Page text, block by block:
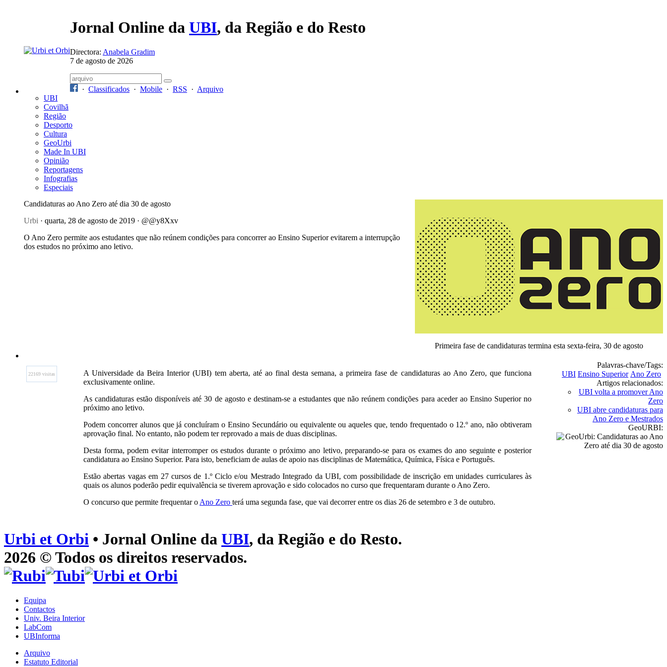
Jornal Online da UBI, da Região e do Resto
Directora: Anabela Gradim
7 de agosto de 2026
· Classificados · Mobile · RSS · Arquivo
UBI
Covilhã
Região
Desporto
Cultura
GeoUrbi
Made In UBI
Opinião
Reportagens
Infografias
Especiais
Candidaturas ao Ano Zero até dia 30 de agosto
Urbi · quarta, 28 de agosto de 2019 · @@y8Xxv
O Ano Zero permite aos estudantes que não reúnem condições para concorrer ao Ensino Superior evitarem a interrupção
dos estudos no próximo ano letivo.
Primeira fase de candidaturas termina esta sexta-feira, 30 de agosto
22169 visitas
A Universidade da Beira Interior (UBI) tem aberta, até ao final desta semana, a primeira fase de candidaturas ao Ano Zero, que funciona
exclusivamente online.
As candidaturas estão disponíveis até 30 de agosto e destinam-se a estudantes que não reúnem condições para aceder ao Ensino Superior no
próximo ano letivo.
Podem concorrer alunos que já concluíram o Ensino Secundário ou equivalente ou aqueles que, tendo frequentado o 12.º ano, não obtiveram
aprovação final. No entanto, não podem ter reprovado a mais de duas disciplinas.
Desta forma, podem evitar interromper os estudos durante o próximo ano letivo, preparando-se para os exames do ano seguinte e posterior
candidatura ao Ensino Superior. Para isto, beneficiam de aulas de apoio nas disciplinas de Matemática, Química, Física e Português.
Estão abertas vagas em 27 cursos de 1.º Ciclo e/ou Mestrado Integrado da UBI, com possibilidade de inscrição em unidades curriculares às
quais os alunos poderão pedir equivalência se tiverem aprovação e sido colocados no curso que frequentaram durante o Ano Zero.
O concurso que permite frequentar o Ano Zero terá uma segunda fase, que vai decorrer entre os dias 26 de setembro e 3 de outubro.
Palavras-chave/Tags:
UBI Ensino Superior Ano Zero
Artigos relacionados:
UBI volta a promover Ano
Zero
UBI abre candidaturas para
Ano Zero e Mestrados
GeoURBI:
Urbi et Orbi • Jornal Online da UBI, da Região e do Resto.
2026 © Todos os direitos reservados.
Equipa
Contactos
Univ. Beira Interior
LabCom
UBInforma
Arquivo
Estatuto Editorial